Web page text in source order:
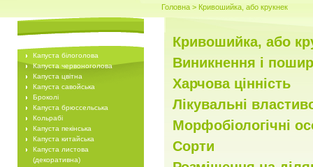
Головна> Кривошийка, або крукнек
Капуста білоголова
Капуста червоноголова
Капуста цвітна
Капуста савойська
Броколі
Капуста брюссельська
Кольрабі
Капуста пекінська
Капуста китайська
Капуста листова
(декоративна)
Кривошийка, або
Виникнення і
Харчова цінність
Лікувальні
Морфобіологічні
Сорти